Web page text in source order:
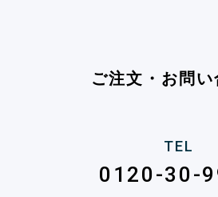
ご注文・お問い
TEL
0120-30-